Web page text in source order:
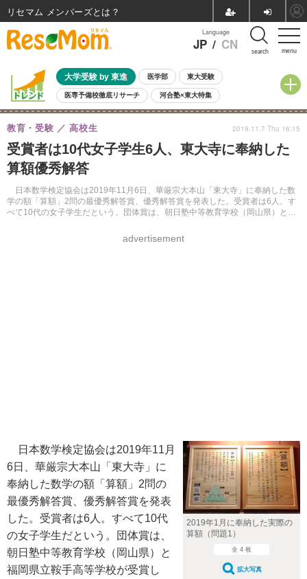
menu
Language
JP / CN search
大学受験 by 東進 医学部 東大受験
医専予備校徹底リサーチ 河合塾×東大特集
親子で考える大学選び 高校受験 中学受験 小学校受験
共通テスト 夏休み
8月開催イベント・WS 全国公立高校 過去問 人気記事
自由研究教材（小学生向け）
受賞者は10代女子学生6人、東大寺に奉納した
算額優秀解答
日本数学検定協会は2019年11月6日、華厳宗大本山「東大寺」に奉納した数
学の額「算額」2問の最優秀解答賞、優秀解答賞を発表した。受賞者は6人。す
べて10代の女子学生だという。団体賞は、朝日塾中等教育学校（岡山県）と福
教育・受験 高校生
advertisement
2019.11.7 Thu 16:15
2019年1月に奉納した実際の
算額（問題1）
全 4 枚
拡大写真
日本数学検定協会は2019年11月
6日、華厳宗大本山「東大寺」に
奉納した数学の額「算額」2問の
最優秀解答賞、優秀解答賞を発表
した。受賞者は6人。すべて10代
の女子学生だという。団体賞は、
朝日塾中等教育学校（岡山県）と
福岡県立鞍手高等学校が受賞し
リセマム メンバーズ